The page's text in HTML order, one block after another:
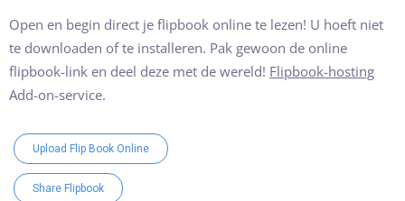
Open en begin direct je flipbook online te lezen! U hoeft niet
te downloaden of te installeren. Pak gewoon de online
flipbook-link en deel deze met de wereld! Flipbook-hosting
Add-on-service.
Upload Flip Book Online
Share Flipbook